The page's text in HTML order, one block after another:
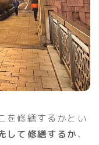
を修繕するかとい
して修繕するか、